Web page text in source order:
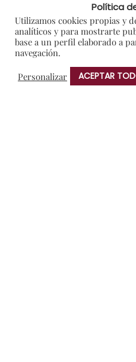
En portada
General
Notas de Prensa
Política
Utilizamos cookies propias y
analíticos y para mostrarte
base a un perfil elaborado a
navegación.
Personalizar
ACEPTAR